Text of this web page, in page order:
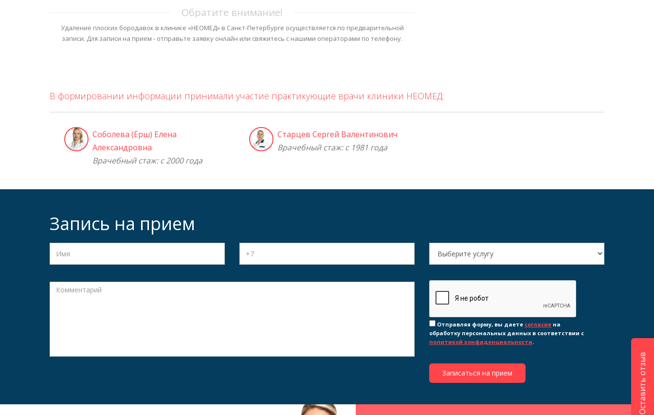
Обратите внимание!
Удаление плоских бородавок в клинике «НЕОМЕД» в Санкт-Петербурге осуществляется по предварительной
записи. Для записи на прием - отправьте заявку онлайн или свяжитесь с нашими операторами по телефону.
В формировании информации принимали участие практикующие врачи клиники НЕОМЕД:
Соболева (Ёрш) Елена
Александровна
Врачебный стаж: с 2000 года
Старцев Сергей Валентинович
Врачебный стаж: с 1981 года
Запись на прием
Отправляя форму, вы даете согласиена
обработку персональных данных в соответствии с
политикой конфиденциальности.
Записаться на прием Оставить отзыв